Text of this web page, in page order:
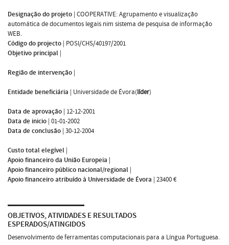
Designação do projeto | COOPERATIVE: Agrupamento e visualização
automática de documentos legais nim sistema de pesquisa de informação
WEB.
Código do projecto | POSI/CHS/40197/2001
Objetivo principal |
Região de intervenção |
Entidade beneficiária | Universidade de Évora(líder)
Data de aprovação | 12-12-2001
Data de inicio | 01-01-2002
Data de conclusão | 30-12-2004
Custo total elegível |
Apoio financeiro da União Europeia |
Apoio financeiro público nacional/regional |
Apoio financeiro atribuído à Universidade de Évora | 23400 €
OBJETIVOS, ATIVIDADES E RESULTADOS
ESPERADOS/ATINGIDOS
Desenvolvimento de ferramentas computacionais para a Língua Portuguesa.